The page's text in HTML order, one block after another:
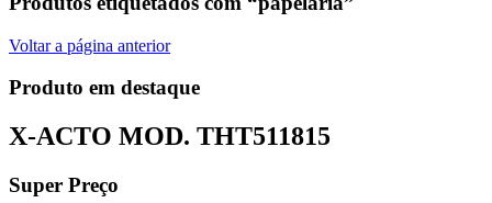
Voltar a página anterior
Produto em destaque
X-ACTO MOD. THT511815
Super Preço